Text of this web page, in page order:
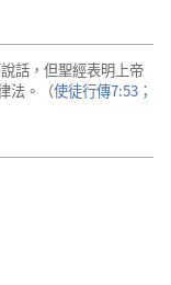
話，但聖經表明上帝
法。（使徒行傳7:53；